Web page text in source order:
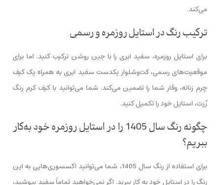
می‌کند.
ترکیب رنگ در استایل روزمره و رسمی
برای استایل روزمره، سفید ابری را با جین روشن ترکیب کنید. اما برای
موقعیت‌های رسمی، کت‌وشلوار یکدست سفید ابری به همراه یک کیف
چرم زنانه، وقار شما را تضمین می‌کند. شما می‌توانید با کیف کرم رنگ
رُزت، استایل خود را تکمیل کنید.
چگونه رنگ سال 1405 را در استایل روزمره خود به‌کار
ببریم؟
برای استفاده از رنگ سال 1405، شما می‌توانید اکسسوری‌هایی به این
رنگ را در استایل خود به کار ببرید. اگر نمی‌خواهید تماماً سفید بپوشید،